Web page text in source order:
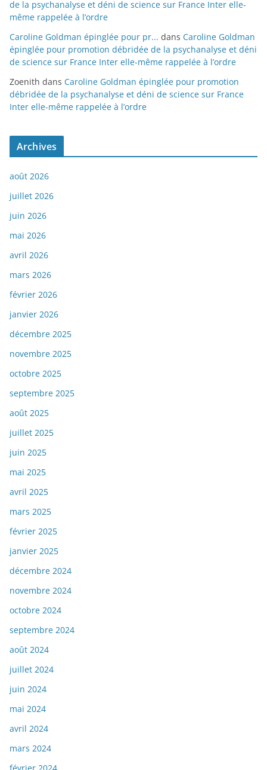
de la psychanalyse et déni de science sur France Inter elle-
même rappelée à l’ordre
Caroline Goldman épinglée pour pr... dans Caroline Goldman
épinglée pour promotion débridée de la psychanalyse et déni
de science sur France Inter elle-même rappelée à l’ordre
Zoenith dans Caroline Goldman épinglée pour promotion
débridée de la psychanalyse et déni de science sur France
Inter elle-même rappelée à l’ordre
Archives
août 2026
juillet 2026
juin 2026
mai 2026
avril 2026
mars 2026
février 2026
janvier 2026
décembre 2025
novembre 2025
octobre 2025
septembre 2025
août 2025
juillet 2025
juin 2025
mai 2025
avril 2025
mars 2025
février 2025
janvier 2025
décembre 2024
novembre 2024
octobre 2024
septembre 2024
août 2024
juillet 2024
juin 2024
mai 2024
avril 2024
mars 2024